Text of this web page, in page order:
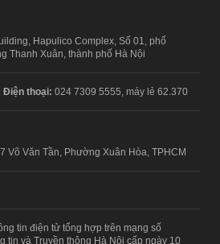
Hapulico Complex, Số 01, phố
Thanh Xuân, thành phố Hà Nội
Điện thoại: 024 7309 5555, máy lẻ 62.370
Võ Văn Tần, Phường Xuân Hòa, TPHCM
tin điện tử tổng hợp trên mạng số
tin và Truyền thông Hà Nội cấp ngày 10